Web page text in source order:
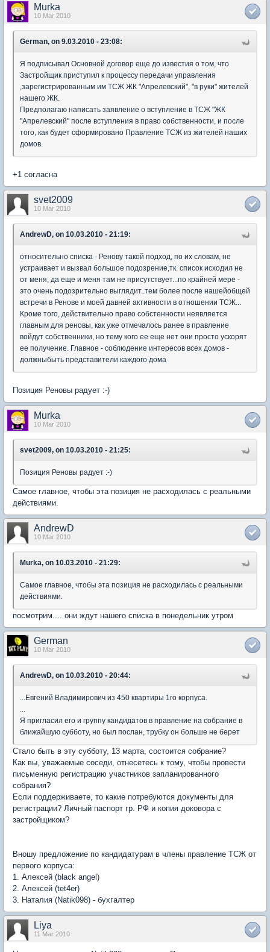
Murka
10 Mar 2010
German, on 9.03.2010 - 23:08:
Я подписывал Основной договор еще до известия о том, что
Застройщик приступил к процессу передачи управления
,зарегистрированным им ТСЖ ЖК "Апрелевский", "в руки" жителей
нашего ЖК.
Предполагаю написать заявление о вступление в ТСЖ "ЖК
"Апрелевский" после вступления в право собственности, и после
того, как будет сформировано Правление ТСЖ из жителей наших
домов.
+1 согласна
svet2009
10 Mar 2010
AndrewD, on 10.03.2010 - 21:19:
относительно списка - Ренову такой подход, по их словам, не
устраивает и вызвал большое подозрение,тк. список исходил не
от меня, да еще и меня там не присутствует...по крайней мере -
это очень подозрительно выглядит..тем более после нашейобщей
встречи в Ренове и моей давней активности в отношении ТСЖ...
Кроме того, действительно право собстенности неявляется
главным для реновы, как уже отмечалось ранее в правление
войдут собственники, но тему кого ее еще нет они просто ускорят
ее получение. Главное - соблюдение интересов всех домов -
должныбыть представители каждого дома
Позиция Реновы радует :-)
Murka
10 Mar 2010
svet2009, on 10.03.2010 - 21:25:
Позиция Реновы радует :-)
Самое главное, чтобы эта позиция не расходилась с реальными
действиями.
AndrewD
10 Mar 2010
Murka, on 10.03.2010 - 21:29:
Самое главное, чтобы эта позиция не расходилась с реальными
действиями.
посмотрим.... они ждут нашего списка в понедельник утром
German
10 Mar 2010
AndrewD, on 10.03.2010 - 20:44:
...Евгений Владимирович из 450 квартиры 1го корпуса.
...
Я пригласил его и группу кандидатов в правление на собрание в
ближайшую субботу, но был послан, трубку он больше не берет
Стало быть в эту субботу, 13 марта, состоится собрание?
Как вы, уважаемые соседи, отнесетесь к тому, чтобы провести
письменную регистрацию участников запланированного
собрания?
Если поддерживаете, то какие потребуются документы для
регистрации? Личный паспорт гр. РФ и копия доковора с
застройщиком?
Вношу предложение по кандидатурам в члены правление ТСЖ от
первого корпуса:
1. Алексей (black angel)
2. Алексей (tet4er)
3. Наталия (Natik098) - бухгалтер
Liya
11 Mar 2010